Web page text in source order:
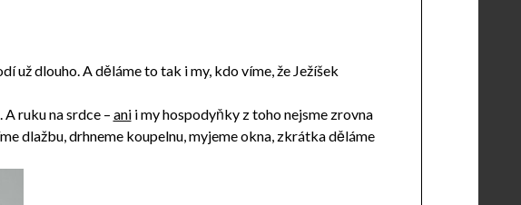
už dlouho. A děláme to tak i my, kdo víme, že Ježíšek
ruku na srdce – anii my hospodyňky z toho nejsme zrovna
dlažbu, drhneme koupelnu, myjeme okna, zkrátka děláme